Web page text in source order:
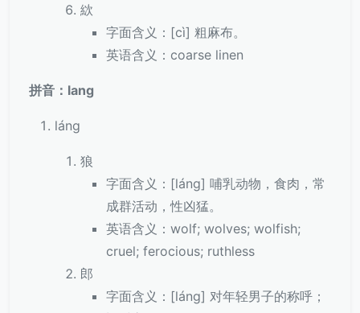
絘
字面含义：[cì] 粗麻布。
英语含义：coarse linen
拼音：lang
láng
狼
字面含义：[láng] 哺乳动物，食肉，常
成群活动，性凶猛。
英语含义：wolf; wolves; wolfish;
cruel; ferocious; ruthless
郎
字面含义：[láng] 对年轻男子的称呼；